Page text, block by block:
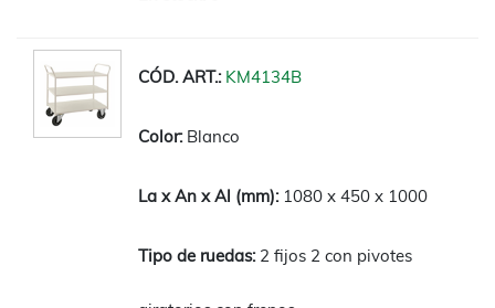
KM4134B
Blanco
1080 x 450 x 1000
2 fijos 2 con pivotes